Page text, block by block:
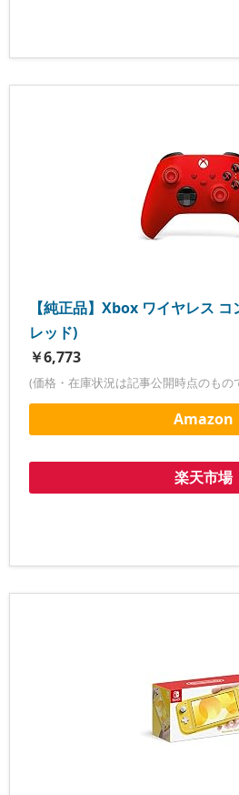
【純正品】Xbox ワイヤレス
レッド)
￥6,773
(価格・在庫状況は記事公開時点のもの
Amazon
楽天市場